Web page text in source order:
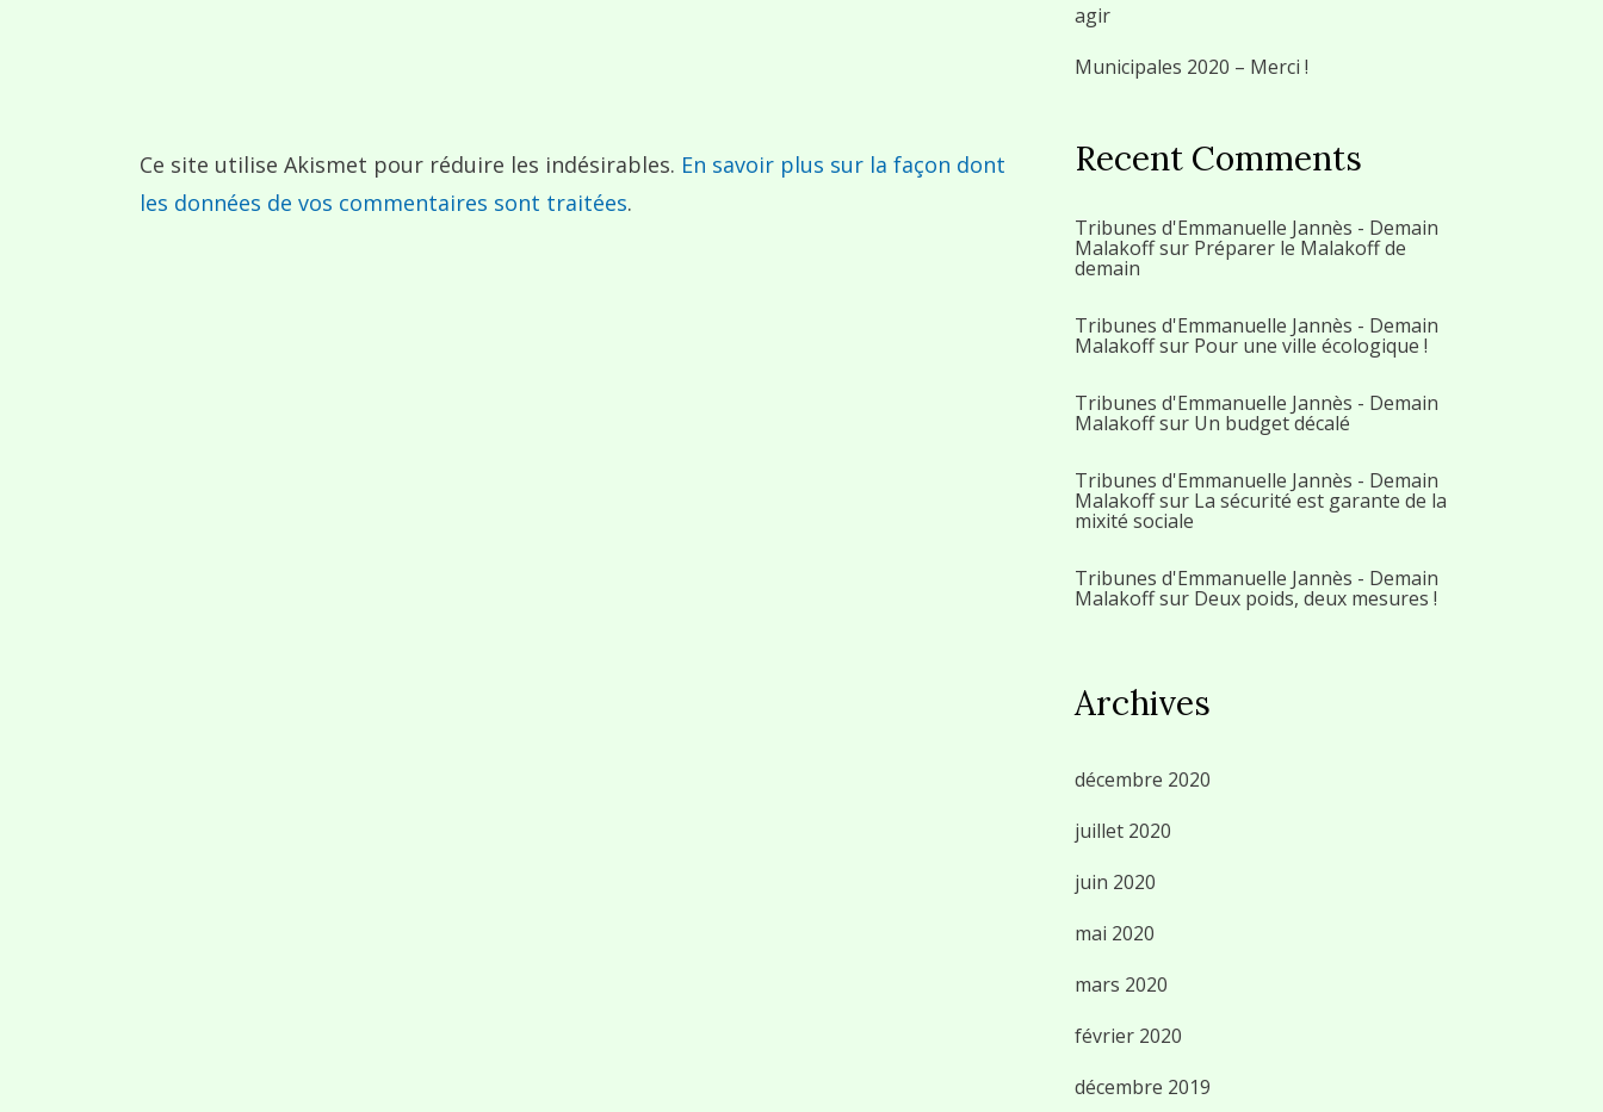
Ce site utilise Akismet pour réduire les indésirables. En savoir plus sur la façon dont
les données de vos commentaires sont traitées.
agir
Municipales 2020 – Merci !
Recent Comments
Tribunes d'Emmanuelle Jannès - Demain
Malakoffsur Préparer le Malakoff de
demain
Tribunes d'Emmanuelle Jannès - Demain
Malakoffsur Pour une ville écologique !
Tribunes d'Emmanuelle Jannès - Demain
Malakoffsur Un budget décalé
Tribunes d'Emmanuelle Jannès - Demain
Malakoffsur La sécurité est garante de la
mixité sociale
Tribunes d'Emmanuelle Jannès - Demain
Malakoffsur Deux poids, deux mesures !
Archives
décembre 2020
juillet 2020
juin 2020
mai 2020
mars 2020
février 2020
décembre 2019